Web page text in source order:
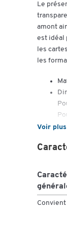
Voir plus
Le
amont
est idéal
les
les